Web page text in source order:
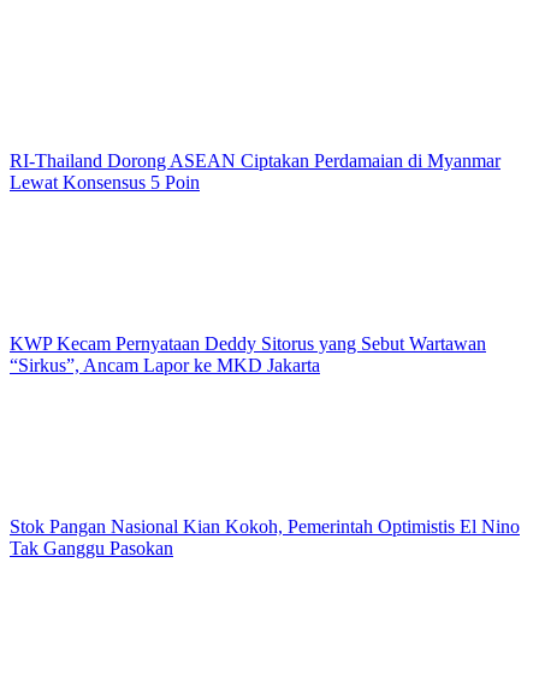
RI-Thailand Dorong ASEAN Ciptakan Perdamaian di Myanmar
Lewat Konsensus 5 Poin
KWP Kecam Pernyataan Deddy Sitorus yang Sebut Wartawan
“Sirkus”, Ancam Lapor ke MKD Jakarta
Stok Pangan Nasional Kian Kokoh, Pemerintah Optimistis El Nino
Tak Ganggu Pasokan